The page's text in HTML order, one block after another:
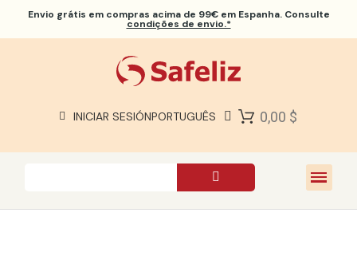
Envio grátis em compras acima de 99€ em Espanha. Consulte
condições de envio.*
INICIAR SESIÓNPORTUGUÊS 0,00 $
SOBRE NÓS